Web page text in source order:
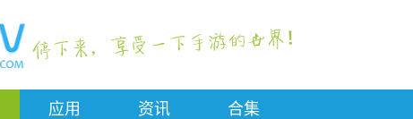
应用 资讯 合集